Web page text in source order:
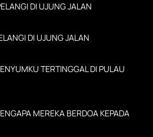
DI UJUNG JALAN
DI UJUNG JALAN
TERTINGGAL DI PULAU
MEREKA BERDOA KEPADA